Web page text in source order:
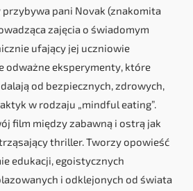
przybywa pani Novak (znakomita
zajęcia o świadomym
ufający jej uczniowie
odważne eksperymenty, które
od bezpiecznych, zdrowych,
w rodzaju „mindful eating”.
film między zabawną i ostrą jak
thriller. Tworzy opowieść
edukacji, egoistycznych
i odklejonych od świata